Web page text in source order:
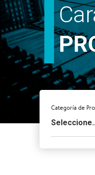
Categoría de